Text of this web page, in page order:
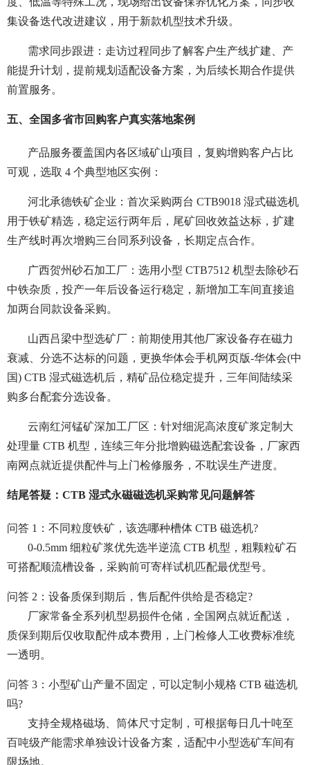
集设备迭代改进建议，用于新款机型技术升级。
需求同步跟进：走访过程同步了解客户生产线扩建、产
能提升计划，提前规划适配设备方案，为后续长期合作提供
前置服务。
五、全国多省市回购客户真实落地案例
产品服务覆盖国内各区域矿山项目，复购增购客户占比
可观，选取 4 个典型地区实例：
河北承德铁矿企业：首次采购两台 CTB9018 湿式磁选机
用于铁矿精选，稳定运行两年后，尾矿回收效益达标，扩建
生产线时再次增购三台同系列设备，长期定点合作。
广西贺州砂石加工厂：选用小型 CTB7512 机型去除砂石
中铁杂质，投产一年后设备运行稳定，新增加工车间直接追
加两台同款设备采购。
山西吕梁中型选矿厂：前期使用其他厂家设备存在磁力
衰减、分选不达标的问题，更换华体会手机网页版-华体会(中
国) CTB 湿式磁选机后，精矿品位稳定提升，三年间陆续采
购多台配套分选设备。
云南红河锰矿深加工厂区：针对细泥高浓度矿浆定制大
处理量 CTB 机型，连续三年分批增购磁选配套设备，厂家西
南网点就近提供配件与上门检修服务，不耽误生产进度。
结尾答疑：CTB 湿式永磁磁选机采购常见问题解答
问答 1：不同粒度铁矿，该选哪种槽体 CTB 磁选机?
0-0.5mm 细粒矿浆优先选半逆流 CTB 机型，粗颗粒矿石
可搭配顺流槽设备，采购前可寄样试机匹配最优型号。
问答 2：设备质保到期后，售后配件供给是否稳定?
厂家常备全系列机型易损件仓储，全国网点就近配送，
质保到期后仅收取配件成本费用，上门检修人工收费标准统
一透明。
问答 3：小型矿山产量不固定，可以定制小规格 CTB 磁选机
吗?
支持全规格磁场、筒体尺寸定制，可根据每日几十吨至
百吨级产能需求单独设计设备方案，适配中小型选矿车间有
限场地。